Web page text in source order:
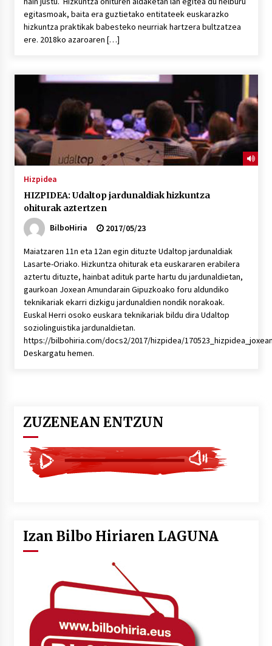
egitasmoak, baita era guztietako entitateek euskarazko
hizkuntza praktikak babesteko neurriak hartzera bultzatzea
ere. 2018ko azaroaren […]
Hizpidea
HIZPIDEA: Udaltop jardunaldiak hizkuntza
ohiturak aztertzen
BilboHiria
2017/05/23
Maiatzaren 11n eta 12an egin dituzte Udaltop jardunaldiak
Lasarte-Oriako. Hizkuntza ohiturak eta euskararen erabilera
aztertu dituzte, hainbat adituk parte hartu du jardunaldietan,
gaurkoan Joxean Amundarain Gipuzkoako foru aldundiko
teknikariak ekarri dizkigu jardunaldien nondik norakoak.
Euskal Herri osoko euskara teknikariak bildu dira Udaltop
soziolinguistika jardunaldietan.
https://bilbohiria.com/docs2/2017/hizpidea/
Deskargatu hemen.
ZUZENEAN ENTZUN
Izan Bilbo Hiriaren LAGUNA